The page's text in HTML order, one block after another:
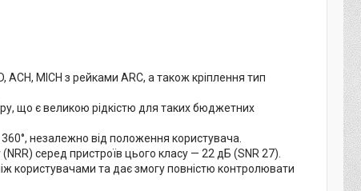
ACH, MICH з рейками ARC, а також кріплення тип
що є великою рідкістю для таких бюджетних
незалежно від положення користувача.
серед пристроїв цього класу — 22 дБ (SNR 27).
користувачами та дає змогу повністю контролювати